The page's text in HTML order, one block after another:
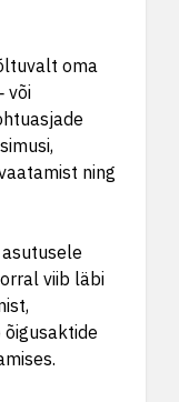
oma
või
ning
viib läbi